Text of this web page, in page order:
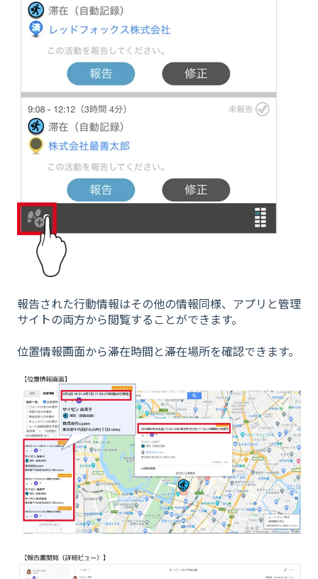
報告された行動情報はその他の情報同様、アプリと管理
サイトの両方から閲覧することができます。
位置情報画面から滞在時間と滞在場所を確認できます。